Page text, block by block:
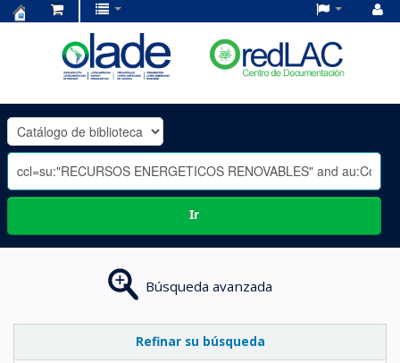
OLADE
-
Ir
Búsqueda avanzada
Refinar su búsqueda